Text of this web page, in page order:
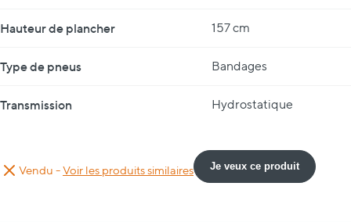
Hauteur de plancher 157 cm
Type de pneus Bandages
Transmission Hydrostatique
Vendu -Voir les produits similaires Je veux ce produit